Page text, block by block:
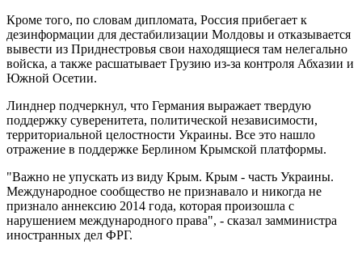
Кроме того, по словам дипломата, Россия прибегает к
дезинформации для дестабилизации Молдовы и отказывается
вывести из Приднестровья свои находящиеся там нелегально
войска, а также расшатывает Грузию из-за контроля Абхазии и
Южной Осетии.
Линднер подчеркнул, что Германия выражает твердую
поддержку суверенитета, политической независимости,
территориальной целостности Украины. Все это нашло
отражение в поддержке Берлином Крымской платформы.
"Важно не упускать из виду Крым. Крым - часть Украины.
Международное сообщество не признавало и никогда не
признало аннексию 2014 года, которая произошла с
нарушением международного права", - сказал замминистра
иностранных дел ФРГ.